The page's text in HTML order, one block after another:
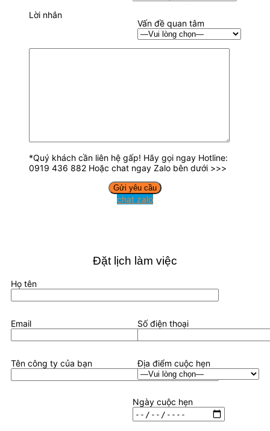
Vấn đề quan tâm
Lời nhắn
*Quý khách cần liên hệ gấp! Hãy gọi ngay Hotline:
0919 436 882 Hoặc chat ngay Zalo bên dưới >>>
chat zalo
Đặt lịch làm việc
Họ tên
Email Số điện thoại
Tên công ty của bạn Địa điểm cuộc hẹn
Ngày cuộc hẹn